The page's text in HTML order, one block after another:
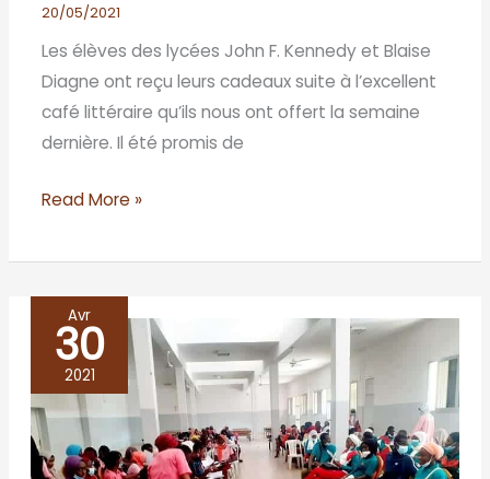
20/05/2021
Les élèves des lycées John F. Kennedy et Blaise
Diagne ont reçu leurs cadeaux suite à l’excellent
café littéraire qu’ils nous ont offert la semaine
dernière. Il été promis de
Read More »
Avr
30
2021
Viens,
t’emmène
lire
à